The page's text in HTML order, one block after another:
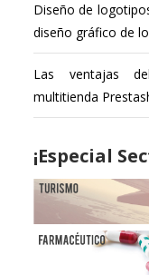
Diseño de
diseño gráfico de
Las ventajas
multitienda
¡Especial